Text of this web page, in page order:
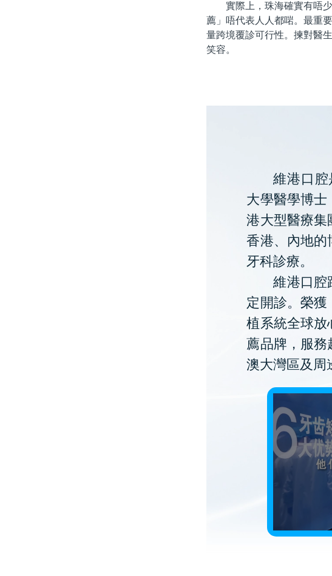
實際上，珠海確實有唔少
薦」唔代表人人都啱。最重
量跨境覆診可行性。揀對醫
笑容。
維港口腔
大學醫學博士
港大型醫療集
香港、內地的
牙科診療。
維港口腔
定開診。榮獲
植系統全球放
薦品牌，服務
澳大灣區及周